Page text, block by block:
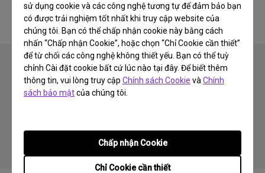
sử dụng cookie và các công nghệ tương tự để đảm bảo bạn
có được trải nghiệm tốt nhất khi truy cập website của
chúng tôi. Bạn có thể chấp nhận cookie này bằng cách
nhấn “Chấp nhận Cookie”, hoặc chọn “Chỉ Cookie cần thiết”
để từ chối các công nghệ không thiết yếu. Bạn có thể tuỳ
chỉnh Cài đặt cookie bất cứ lúc nào tại đây. Để biết thêm
thông tin, vui lòng truy cập Chính sách Cookie và Chính
sách bảo mậtcủa chúng tôi.
Chỉ Cookie cần thiết
Chấp nhận Cookie
Chính sách bảo mật
Quy định về Cookie
Tuân thủ Xuất/ Nhập khẩu